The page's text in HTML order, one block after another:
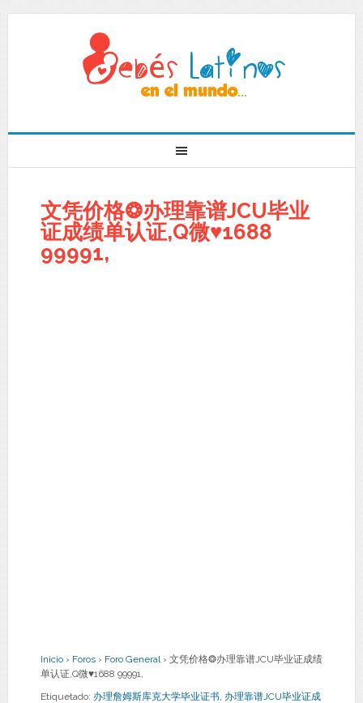
文凭价格❂办理靠谱JCU毕业
证成绩单认证,Q微♥1688
99991,
Inicio › Foros › Foro General › 文凭价格❂办理靠谱JCU毕业证成绩
单认证,Q微♥1688 99991,
Etiquetado: 办理詹姆斯库克大学毕业证书, 办理靠谱JCU毕业证成